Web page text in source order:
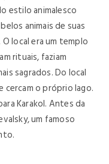
estilo animalesco
animais de suas
local era um templo
rituais, faziam
sagrados. Do local
cercam o próprio lago.
Karakol. Antes da
um famoso